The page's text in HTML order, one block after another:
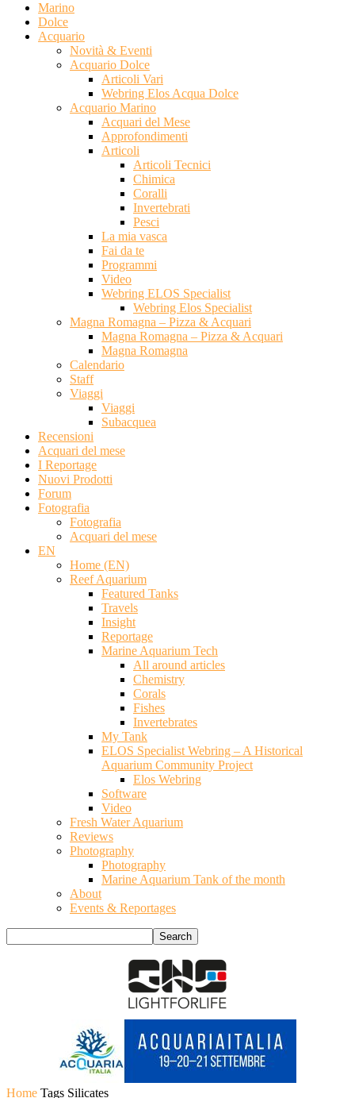
Marino
Dolce
Acquario
Novità & Eventi
Acquario Dolce
Articoli Vari
Webring Elos Acqua Dolce
Acquario Marino
Acquari del Mese
Approfondimenti
Articoli
Articoli Tecnici
Chimica
Coralli
Invertebrati
Pesci
La mia vasca
Fai da te
Programmi
Video
Webring ELOS Specialist
Webring Elos Specialist
Magna Romagna – Pizza & Acquari
Magna Romagna – Pizza & Acquari
Magna Romagna
Calendario
Staff
Viaggi
Viaggi
Subacquea
Recensioni
Acquari del mese
I Reportage
Nuovi Prodotti
Forum
Fotografia
Fotografia
Acquari del mese
EN
Home (EN)
Reef Aquarium
Featured Tanks
Travels
Insight
Reportage
Marine Aquarium Tech
All around articles
Chemistry
Corals
Fishes
Invertebrates
My Tank
ELOS Specialist Webring – A Historical
Aquarium Community Project
Elos Webring
Software
Video
Fresh Water Aquarium
Reviews
Photography
Photography
Marine Aquarium Tank of the month
About
Events & Reportages
Home Tags Silicates